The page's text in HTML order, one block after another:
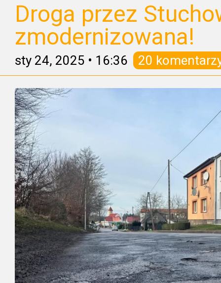
Droga przez
zmodernizowana!
sty 24, 2025 • 16:36 20